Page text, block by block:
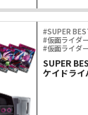
#SUPER
#仮面ライダ
#仮面ライダ
SUPER
ケイドライ